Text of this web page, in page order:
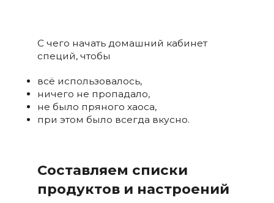
С чего начать домашний кабинет
специй, чтобы
всё использовалось,
ничего не пропадало,
не было пряного хаоса,
при этом было всегда вкусно.
Составляем списки
продуктов и настроений